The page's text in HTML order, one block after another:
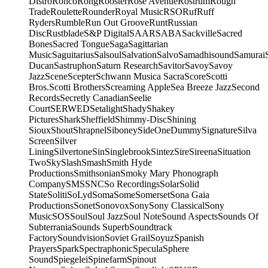
TradeRouletteRounderRoyal MusicRSORufRuff
RydersRumbleRun Out GrooveRuntRussian
DiscRustbladeS&P DigitalSAARSABASackvilleSacred
BonesSacred TongueSagaSagittarian
MusicSaguitariusSalsoulSalvationSalvoSamadhisoundSamurai
DucanSastruphonSaturn ResearchSavitorSavoySavoy
JazzSceneScepterSchwann Musica SacraScoreScotti
Bros.Scotti BrothersScreaming AppleSea Breeze JazzSecond
RecordsSecretly CanadianSeelie
CourtSERWEDSetalightShadyShakey
PicturesSharkSheffieldShimmy-DiscShining
SiouxShoutShrapnelSiboneySideOneDummySignatureSilva
ScreenSilver
LiningSilvertoneSinSinglebrookSintezSireSireenaSituation
TwoSkySlashSmashSmith Hyde
ProductionsSmithsonianSmoky Mary Phonograph
CompanySMSSNCSo RecordingsSolarSolid
StateSolitiSoLydSomaSomeSomersetSona Gaia
ProductionsSonetSonovoxSonySony ClassicalSony
MusicSOSSoulSoul JazzSoul NoteSound AspectsSounds Of
SubterraniaSounds SuperbSoundtrack
FactorySoundvisionSoviet GrailSoyuzSpanish
PrayersSparkSpectraphonicSpeculaSphere
SoundSpiegeleiSpinefarmSpinout